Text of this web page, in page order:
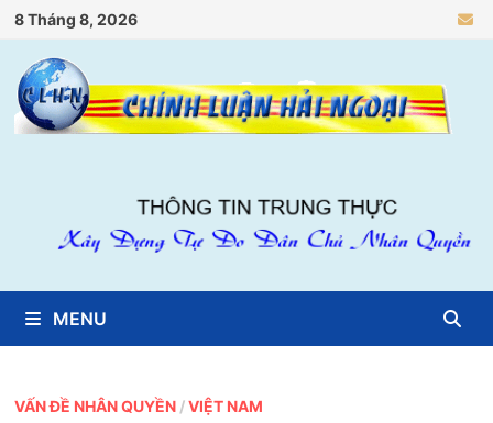
Skip
to
content
8 Tháng 8, 2026
MENU
VẤN ĐỀ NHÂN QUYỀN /VIỆT NAM